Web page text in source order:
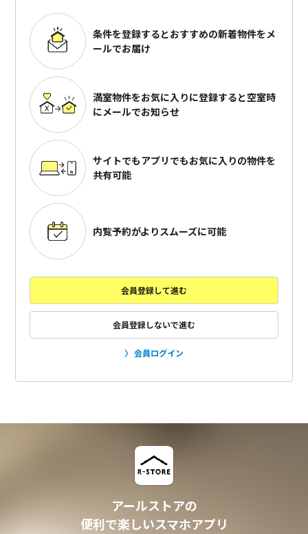
条件を登録するとおすすめの新着物件をメ
ールでお届け
満室物件をお気に入りに登録すると空室時
にメールでお知らせ
サイトでもアプリでもお気に入りの物件を
共有可能
内覧予約がよりスムーズに可能
会員登録して進む
会員登録しないで進む
会員ログイン
アールストアの
便利で楽しいスマホアプリ